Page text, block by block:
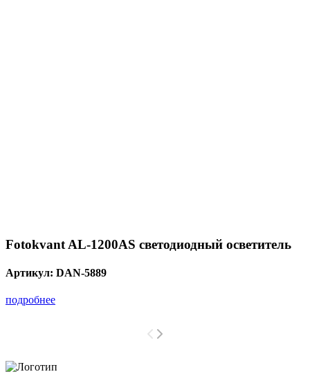
Fotokvant AL-1200AS светодиодный осветитель
Артикул: DAN-5889
подробнее